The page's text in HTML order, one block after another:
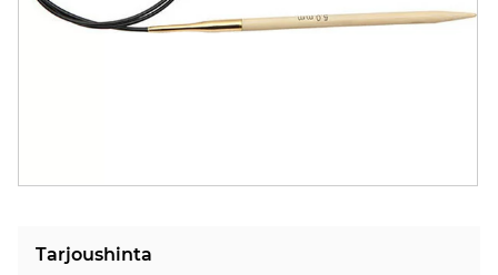
Tarjoushinta